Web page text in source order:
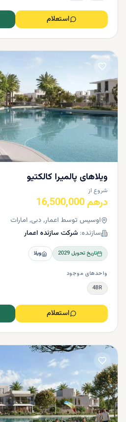
استعلام
ویلاهای پالمیرا کالکتیو
شروع از
درهم 16,500,000
اوسیس توسط اعمار, دبی, امارات
سازنده: شرکت سازنده اعمار
تاریخ تحویل2029 ویلا
واحدهای موجود
4BR
استعلام